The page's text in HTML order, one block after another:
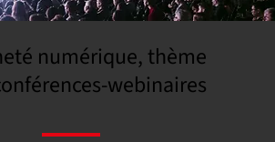
numérique, thème
webinaires